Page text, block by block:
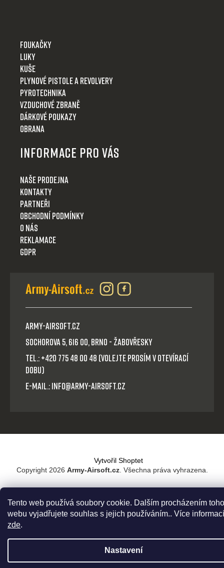
Tento web používá soubory cookie. Dalším procházením
webu vyjadřujete souhlas s jejich používáním.. Více informací
zde.
Nastavení
Foukačky
Luky
Kuše
Plynové pistole a revolvery
Pyrotechnika
Vzduchové zbraně
Dárkové poukazy
Obrana
Informace pro Vás
Naše prodejna
Kontakty
Partneři
Obchodní podmínky
O nás
Reklamace
GDPR
Army-Airsoft.cz
Sochorova 5, 616 00, Brno - Žabovřesky
Tel.: +420 775 48 00 48 (volejte prosím v otevírací
dobu)
E-mail.: info@army-airsoft.cz
Vytvořil Shoptet
Copyright 2026 Army-Airsoft.cz. Všechna práva vyhrazena.